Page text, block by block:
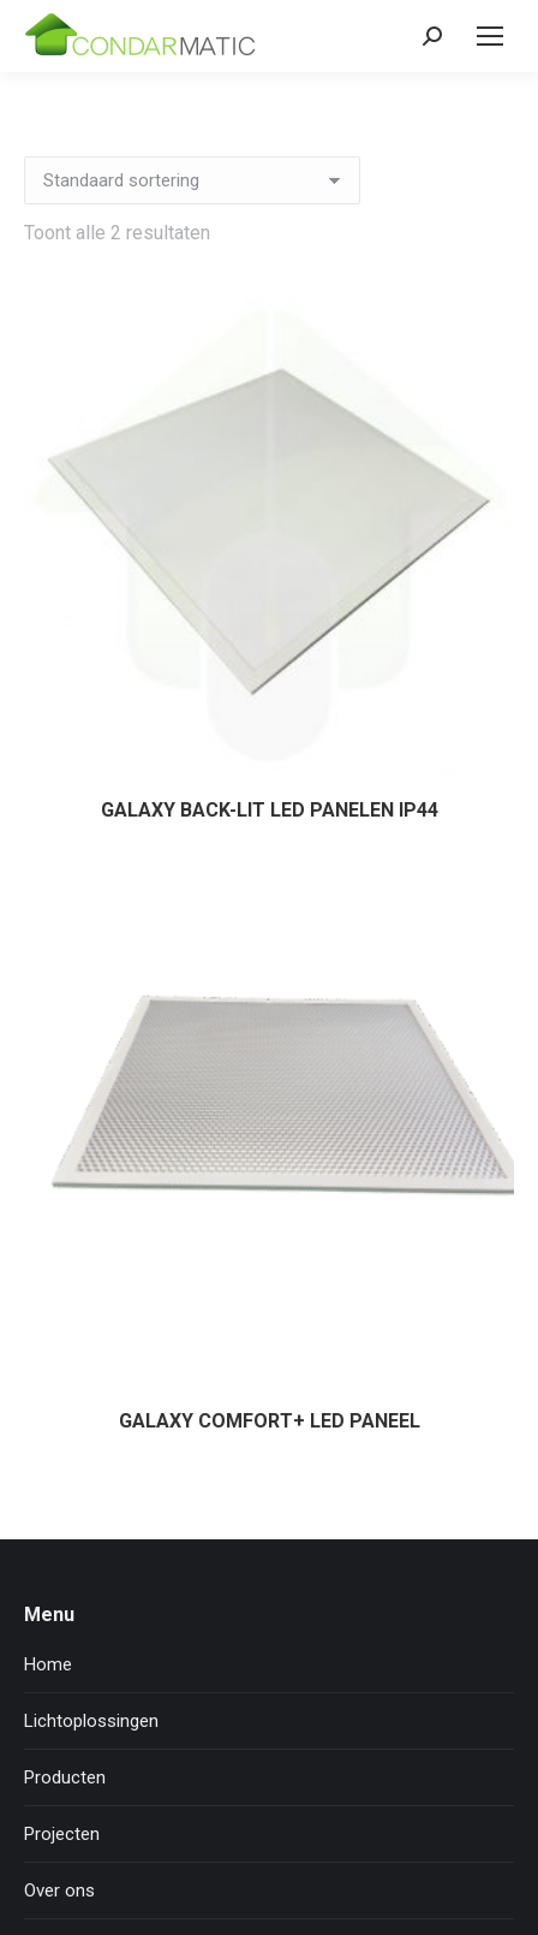
Zoeken:
Toont alle 2 resultaten
GALAXY BACK-LIT LED PANELEN IP44
GALAXY COMFORT+ LED PANEEL
Menu
Home
Lichtoplossingen
Producten
Projecten
Over ons